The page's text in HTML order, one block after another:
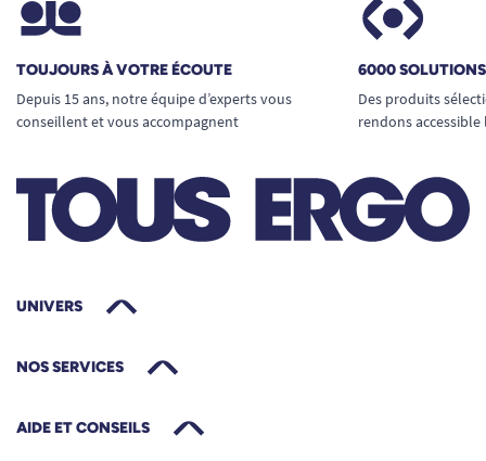
Dignité et maintien de l’autonomie :
coupe discrète et moderne, favorise la
sécurité sans stigmatiser, l’utilisateur
conserve son confort par tous les temps.
Prévention de l’incontinence
: maintien
souillures et assure une meilleure hygiène
corporelle et des literies.
comme pour le repos, convient pour tous
Entretien professionnel
même après de nombreux passages en
TOUJOURS À VOTRE ÉCOUTE
Depuis 15 ans, notre équipe d’experts vous
conseillent et vous accompagnent
6000
Des produits
rendons
UNIVERS
NOS SERVICES
AIDE ET CONSEILS